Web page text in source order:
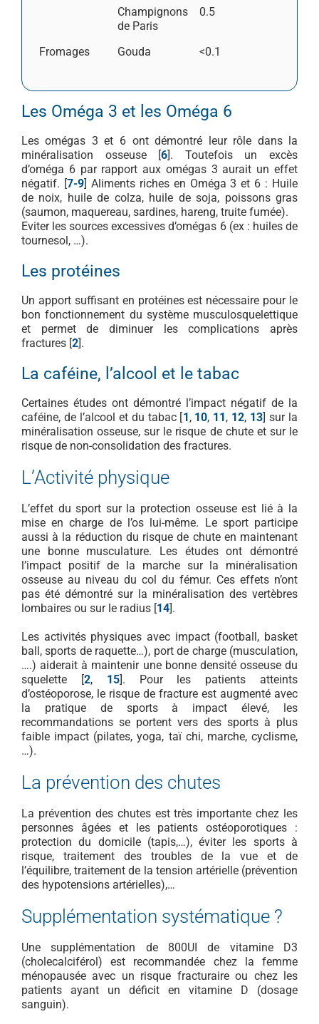
Champignons
de Paris
0.5
Fromages Gouda <0.1
Les Oméga 3 et les Oméga 6
Les omégas 3 et 6 ont démontré leur rôle dans la
minéralisation osseuse [6]. Toutefois un excès
d’oméga 6 par rapport aux omégas 3 aurait un effet
négatif. [7-9] Aliments riches en Oméga 3 et 6 : Huile
de noix, huile de colza, huile de soja, poissons gras
(saumon, maquereau, sardines, hareng, truite fumée).
Eviter les sources excessives d’omégas 6 (ex : huiles de
tournesol, …).
Les protéines
Un apport suffisant en protéines est nécessaire pour le
bon fonctionnement du système musculosquelettique
et permet de diminuer les complications après
fractures [2].
La caféine, l’alcool et le tabac
Certaines études ont démontré l’impact négatif de la
caféine, de l’alcool et du tabac [1, 10, 11, 12, 13] sur la
minéralisation osseuse, sur le risque de chute et sur le
risque de non-consolidation des fractures.
L’Activité physique
L’effet du sport sur la protection osseuse est lié à la
mise en charge de l’os lui-même. Le sport participe
aussi à la réduction du risque de chute en maintenant
une bonne musculature. Les études ont démontré
l’impact positif de la marche sur la minéralisation
osseuse au niveau du col du fémur. Ces effets n’ont
pas été démontré sur la minéralisation des vertèbres
lombaires ou sur le radius [14].
Les activités physiques avec impact (football, basket
ball, sports de raquette…), port de charge (musculation,
….) aiderait à maintenir une bonne densité osseuse du
squelette [2, 15]. Pour les patients atteints
d’ostéoporose, le risque de fracture est augmenté avec
la pratique de sports à impact élevé, les
recommandations se portent vers des sports à plus
faible impact (pilates, yoga, taï chi, marche, cyclisme,
…).
La prévention des chutes
La prévention des chutes est très importante chez les
personnes âgées et les patients ostéoporotiques :
protection du domicile (tapis,…), éviter les sports à
risque, traitement des troubles de la vue et de
l’équilibre, traitement de la tension artérielle (prévention
des hypotensions artérielles),…
Supplémentation systématique ?
Une supplémentation de 800UI de vitamine D3
(cholecalciférol) est recommandée chez la femme
ménopausée avec un risque fracturaire ou chez les
patients ayant un déficit en vitamine D (dosage
sanguin).